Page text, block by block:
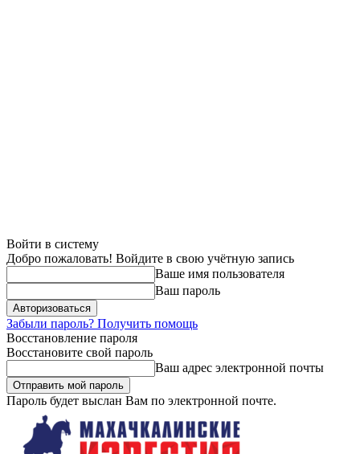
Войти в систему
Добро пожаловать! Войдите в свою учётную запись
Ваше имя пользователя
Ваш пароль
Забыли пароль? Получить помощь
Восстановление пароля
Восстановите свой пароль
Ваш адрес электронной почты
Пароль будет выслан Вам по электронной почте.